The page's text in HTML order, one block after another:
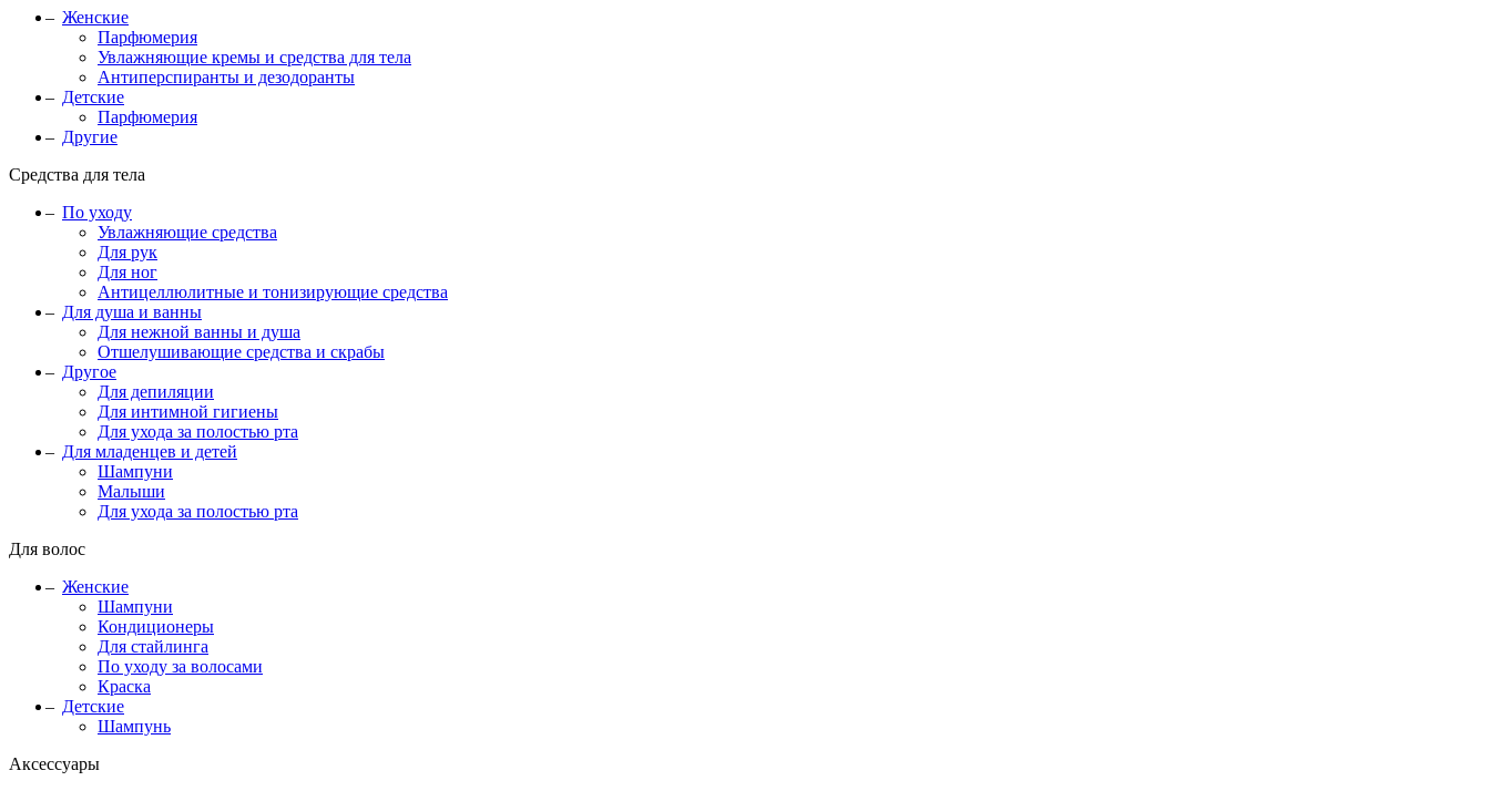
Женские
Парфюмерия
Увлажняющие кремы и средства для тела
Антиперспиранты и дезодоранты
Детские
Парфюмерия
Другие
Средства для тела
По уходу
Увлажняющие средства
Для рук
Для ног
Антицеллюлитные и тонизирующие средства
Для душа и ванны
Для нежной ванны и душа
Отшелушивающие средства и скрабы
Другое
Для депиляции
Для интимной гигиены
Для ухода за полостью рта
Для младенцев и детей
Шампуни
Малыши
Для ухода за полостью рта
Для волос
Женские
Шампуни
Кондиционеры
Для стайлинга
По уходу за волосами
Краска
Детские
Шампунь
Аксессуары